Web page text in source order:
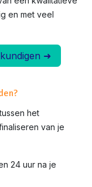
en met veel
➜
het
van je
24 uur na je